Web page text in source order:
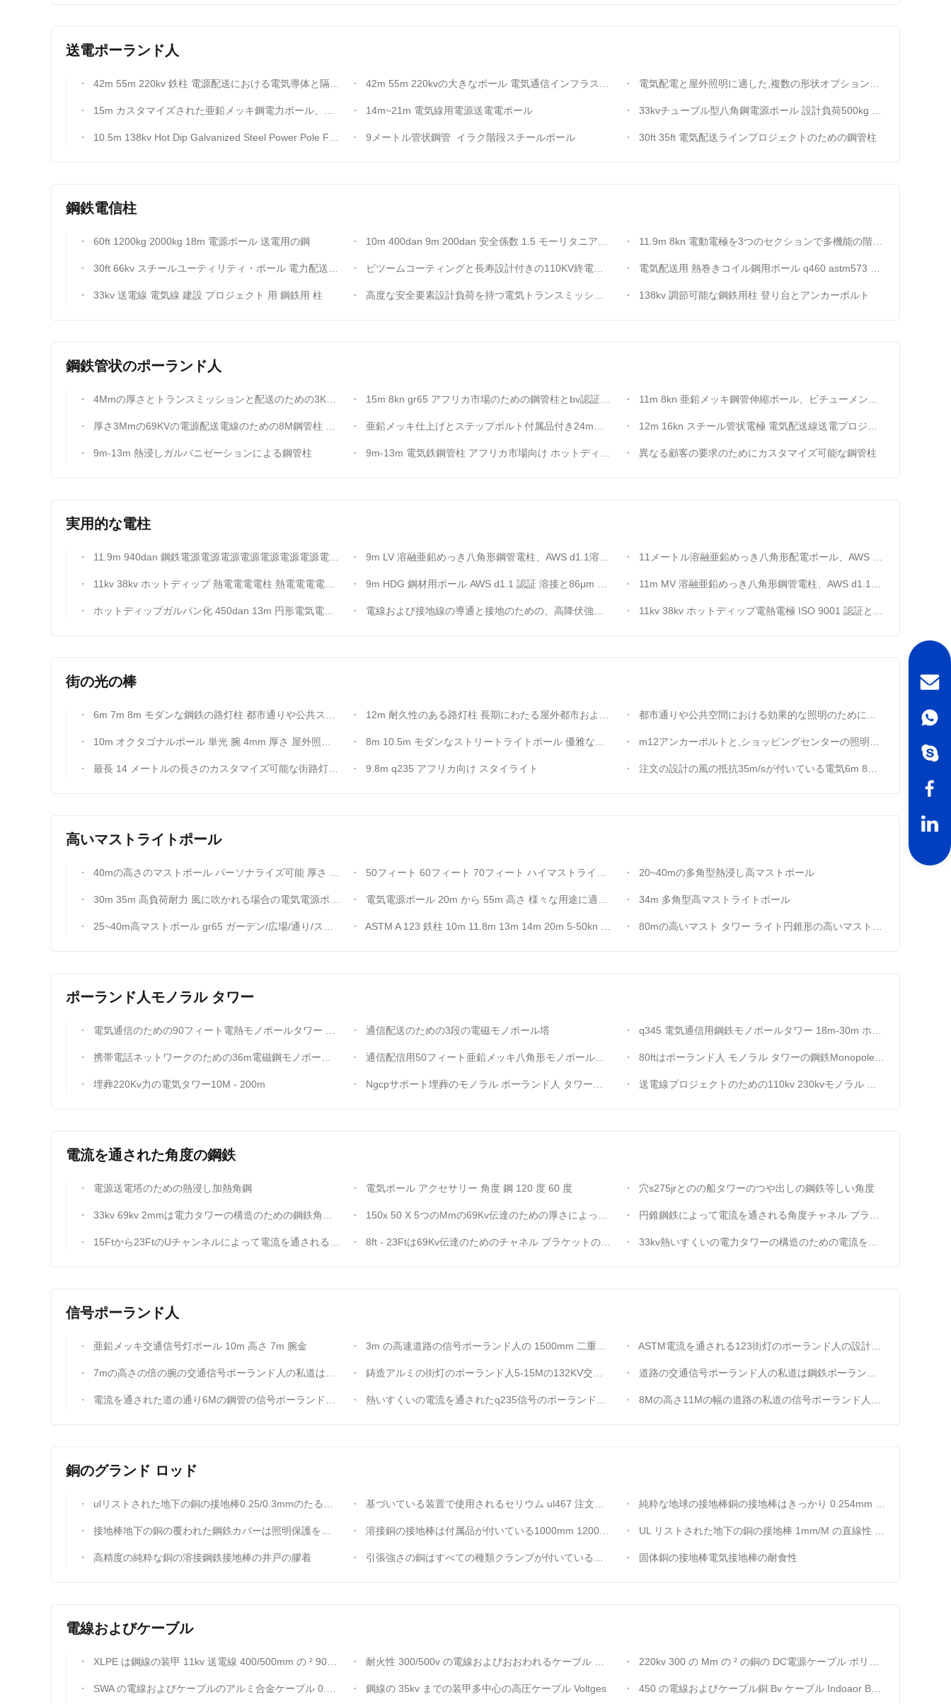
送電ポーランド人
42m 55m 220kv 鉄柱 電源配送における電気導体と隔熱装置を最適にサポートするエンジニアリングされた電源伝送ポール 42m 55m 220kvの大きなポール 電気通信インフラストラクチャプロジェクトに優れた安定性と安全性を提供する重量電源送電ポール 電気配電と屋外照明に適した,複数の形状オプションと鋼材を備えた,ガルバン化鋼鉄柱
15m カスタマイズされた亜鉛メッキ鋼電力ポール、送電線用ポール、カスタマイズされた厚さ 14m~21m 電気線用電源送電電ポール 33kvチューブル型八角鋼電源ポール 設計負荷500kg 風速160km/H 地震耐性
10.5m 138kv Hot Dip Galvanized Steel Power Pole For Transmission Line With Wind Speed 160 Km/Hour And Earthquake Resistant Design 9メートル管状鋼管 イラク階段スチールポール 30ft 35ft 電気配送ラインプロジェクトのための鋼管柱
鋼鉄電信柱
60ft 1200kg 2000kg 18m 電源ポール 送電用の鋼 10m 400dan 9m 200dan 安全係数 1.5 モーリタニア配電鋼柱 11.9m 8kn 電動電極を3つのセクションで多機能の階段の上部で
30ft 66kv スチールユーティリティ・ポール 電力配送ライン 容易なメンテナンスのために設計されたダブルアーム ビツームコーティングと長寿設計付きの110KV終電トランスミッションのための14M鋼用ポール 電気配送用 熱巻きコイル鋼用ポール q460 astm573 gr65 gr50 ss400 ss490〜st52
33kv 送電線 電気線 建設 プロジェクト 用 鋼鉄用 柱 高度な安全要素設計負荷を持つ電気トランスミッションのための熱浸しガルバनाइズド鋼のユーティリティポール 138kv 調節可能な鋼鉄用柱 登り台とアンカーボルト
鋼鉄管状のポーランド人
4Mmの厚さとトランスミッションと配送のための3KNの負荷容量を持つユーティリティ産業のための40フィート鋼管柱 15m 8kn gr65 アフリカ市場のための鋼管柱とbv認証と3mm壁厚さ 11m 8kn 亜鉛メッキ鋼管伸縮ポール、ビチューメン付き、450mpa降伏強度
厚さ3Mmの69KVの電源配送電線のための8M鋼管柱 技術・安全基準を満たす 亜鉛メッキ仕上げとステップボルト付属品付き24m送電用鋼管ポール 12m 16kn スチール管状電極 電気配送線送電プロジェクト
9m-13m 熱浸しガルバニゼーションによる鋼管柱 9m-13m 電気鉄鋼管柱 アフリカ市場向け ホットディップガルバニゼーション 異なる顧客の要求のためにカスタマイズ可能な鋼管柱
実用的な電柱
11.9m 940dan 鋼鉄電源電源電源電源電源電源電源電源電源電源電源電源電源電源電源電源電源電源電源電源電源電源電源電源電源電源電源電源電源電源電源電源電源電源電源電源電源電源電源電源電源電源電源電源電源電源電源電源電源電源電源電源電源電源電源電源電源電源電源電源電源電源電源電源電源電源電源電源電源電源電源電源電源電源電源電源電源電源電源電源電源電源電源電源電源電源電源電源電源電源電源電源電源電源電源電源電源電源電源電源電源電源電源電源電源電源電源電源電源電源電源電源電源電源電源電源電源電源電源電源電源電源電源 9m LV 溶融亜鉛めっき八角形鋼管電柱、AWS d1.1溶接および86Um亜鉛めっき 11メートル溶融亜鉛めっき八角形配電ポール、AWS d1.1溶接規格
11kv 38kv ホットディップ 熱電電電電柱 熱電電電電柱 八角電電電電柱 9m HDG 鋼材用ポール AWS d1.1 認証 溶接と86μm 亜鉛コーティング 11m MV 溶融亜鉛めっき八角形鋼管電柱、AWS d1.1溶接および86Um亜鉛めっき
ホットディップガルバン化 450dan 13m 円形電気電源 10kv 550kv 電源と材料と設計のための鋼のユーティリティポール 電線および接地線の導通と接地のための、高降伏強度と安全率8を備えたQ345B/A572材料60フィートユーティリティポール 11kv 38kv ホットディップ電熱電極 ISO 9001 認証とIP 65 高風速 160km/H 評価
街の光の棒
6m 7m 8m モダンな鋼鉄の路灯柱 都市通りや公共スペースの効果的な照明のために最適な高さと安定性を提供する 12m 耐久性のある路灯柱 長期にわたる屋外都市および住宅照明ソリューションのために設計 都市通りや公共空間における効果的な照明のために最適な高さと安定性を提供する11mの近代的な鋼筋路灯柱
10m オクタゴナルポール 単光 腕 4mm 厚さ 屋外照明ソリューションを確保 8m 10.5m モダンなストリートライトポール 優雅なデザインと耐久性のある性能 都市街や公園や商業用エリアに適しています m12アンカーボルトと,ショッピングセンターの照明のための+-2%の寸法容量を持つ熱浸しガルバン化されたq345ストリートライトポール
最長 14 メートルの長さのカスタマイズ可能な街路灯ポール (スリップ ジョイントなし、複数のフランジ取り付け型または植込み型オプションなし) 9.8m q235 アフリカ向け スタイライト 注文の設計の風の抵抗35m/sが付いている電気6m 8mの庭灯
高いマストライトポール
40mの高さのマストポール パーソナライズ可能 厚さ パーソナライズされた部分 長さ 形状 最適性能 50フィート 60フィート 70フィート ハイマストライトポール 69kvトランスミッションのための電磁外灯ポール 20~40mの多角型熱浸し高マストポール
30m 35m 高負荷耐力 風に吹かれる場合の電気電源ポール 電気電源ポール 20m から 55m 高さ 様々な用途に適した ISO 9001 認証 34m 多角型高マストライトポール
25~40m高マストポール gr65 ガーデン/広場/通り/スタジアム用 ASTM A 123 鉄柱 10m 11.8m 13m 14m 20m 5-50kn 建設用 80mの高いマスト タワー ライト円錐形の高いマストの照明コラム
ポーランド人モノラル タワー
電気通信のための90フィート電熱モノポールタワー 急速な組み立てと国内鉄鋼建設 通信配送のための3段の電磁モノポール塔 q345 電気通信用鋼鉄モノポールタワー 18m-30m ホットディップガルバン化
携帯電話ネットワークのための36m電磁鋼モノポールタワー 24kn負荷 通信配信用50フィート亜鉛メッキ八角形モノポールタワー 80ftはポーランド人 モノラル タワーの鋼鉄Monopole伝達に電流を通した
埋葬220Kv力の電気タワー10M - 200m Ngcpサポート埋葬のモノラル ポーランド人 タワーの熱いすくいの亜鉛めっき 送電線プロジェクトのための110kv 230kvモノラル ポーランド人のタワー
電流を通された角度の鋼鉄
電源送電塔のための熱浸し加熱角鋼 電気ポール アクセサリー 角度 鋼 120 度 60 度 穴s275jrとのの船タワーのつや出しの鋼鉄等しい角度
33kv 69kv 2mmは電力タワーの構造のための鋼鉄角度の十字の腕に電流を通しました 150x 50 X 5つのMmの69Kv伝達のための厚さによって電流を通される山形鋼チャネル ブラケット 円錐鋼鉄によって電流を通される角度チャネル ブラケットの電力タワーの付属品
15Ftから23FtのUチャンネルによって電流を通される角度の鋼鉄電力タワーのボルト付属品 8ft - 23Ftは69Kv伝達のためのチャネル ブラケットの電力タワーの付属品を曲げます 33kv熱いすくいの電力タワーの構造のための電流を通された角度の鋼鉄チャネル
信号ポーランド人
亜鉛メッキ交通信号灯ポール 10m 高さ 7m 腕金 3m の高速道路の信号ポーランド人の 1500mm 二重ブラケットの跨線橋の金属街灯柱 ASTM電流を通される123街灯のポーランド人の設計7M高さ11Mの腕の熱いすくい
7mの高さの倍の腕の交通信号ポーランド人の私道は信号を持つ鋼鉄ポーランド人に電流を通しました 鋳造アルミの街灯のポーランド人5-15Mの132KV交通整理はカスタマイズされた色に署名します 道路の交通信号ポーランド人の私道は鋼鉄ポーランド人11Mの高さ4Mの幅に電流を通しました
電流を通された道の通り6Mの鋼管の信号ポーランド人のGr50 7m 11mブラケットの道街灯柱 熱いすくいの電流を通されたq235信号のポーランド人の交通交通標識板ポーランド人 8Mの高さ11Mの幅の道路の私道の信号ポーランド人によって電流を通される鋼鉄ポーランド人
銅のグランド ロッド
ulリストされた地下の銅の接地棒0.25/0.3mmのたる製造人の厚さ 基づいている装置で使用されるセリウム ul467 注文の銅の接地棒のよい伝導性 純粋な地球の接地棒銅の接地棒はきっかり 0.254mm の厚さを指しました
接地棒地下の銅の覆われた鋼鉄カバーは照明保護を締め金で止めます 溶接銅の接地棒は付属品が付いている1000mm 1200Mmの1500Mm銅の地球棒に通しました UL リストされた地下の銅の接地棒 1mm/M の直線性 0.5mm 1.0mm の厚さ
高精度の純粋な銅の溶接鋼鉄接地棒の井戸の膠着 引張強さの銅はすべての種類クランプが付いている地球棒/接地棒を結びました 固体銅の接地棒電気接地棒の耐食性
電線およびケーブル
XLPE は鋼線の装甲 11kv 送電線 400/500mm の ² 90°C 110°C を絶縁しました 耐火性 300/500v の電線およびおおわれるケーブル ポリ塩化ビニール 220kv 300 の Mm の ² の銅の DC電源ケーブル ポリ塩化ビニールまたは XLPE の絶縁材 iso9001
SWA の電線およびケーブルのアルミ合金ケーブル 0.6/1/10 Xlpe はおおいました 鋼線の 35kv までの装甲多中心の高圧ケーブル Voltges 450 の電線およびケーブル銅 Bv ケーブル Indoaor BV/BVR/RV/RVB